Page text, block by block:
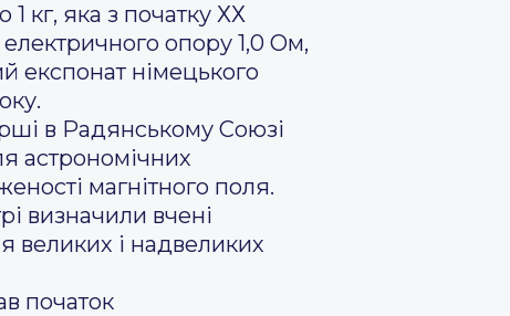
кг, яка з початку ХХ
електричного опору 1,0 Ом,
експонат німецького
в Радянському Союзі
астрономічних
магнітного поля.
визначили вчені
великих і надвеликих
початок